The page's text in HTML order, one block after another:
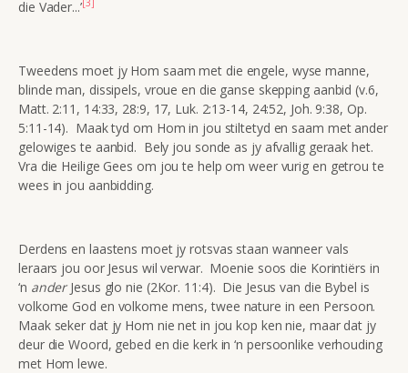
die Vader...’[3]
Tweedens moet jy Hom saam met die engele, wyse manne,
blinde man, dissipels, vroue en die ganse skepping aanbid (v.6,
Matt. 2:11, 14:33, 28:9, 17, Luk. 2:13-14, 24:52, Joh. 9:38, Op.
5:11-14). Maak tyd om Hom in jou stiltetyd en saam met ander
gelowiges te aanbid. Bely jou sonde as jy afvallig geraak het.
Vra die Heilige Gees om jou te help om weer vurig en getrou te
wees in jou aanbidding.
Derdens en laastens moet jy rotsvas staan wanneer vals
leraars jou oor Jesus wil verwar. Moenie soos die Korintiërs in
‘n anderJesus glo nie (2Kor. 11:4). Die Jesus van die Bybel is
volkome God en volkome mens, twee nature in een Persoon.
Maak seker dat jy Hom nie net in jou kop ken nie, maar dat jy
deur die Woord, gebed en die kerk in ‘n persoonlike verhouding
met Hom lewe.